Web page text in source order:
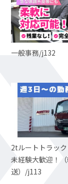
一般事務/j132
2tルートトラッ
未経験大歓迎！
送）/j113